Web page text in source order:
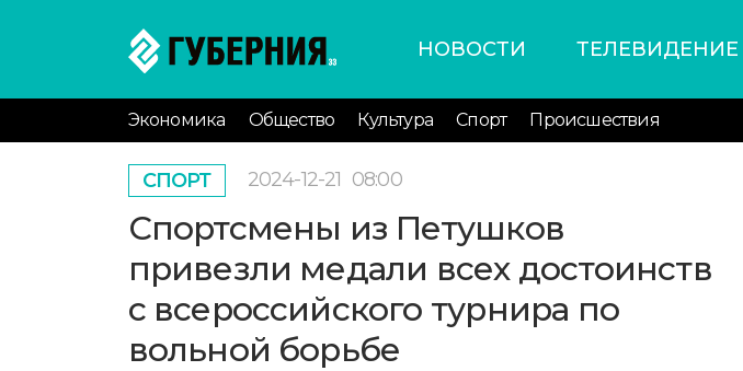
НОВОСТИ ТЕЛЕВИДЕНИЕ
Экономика Общество Культура Спорт Происшествия
СПОРТ 2024-12-21 08:00
Спортсмены из Петушков
привезли медали всех достоинств
с всероссийского турнира по
вольной борьбе